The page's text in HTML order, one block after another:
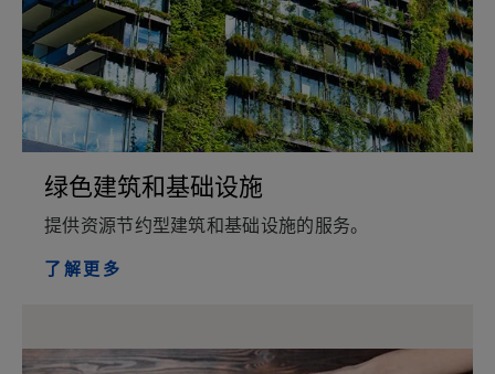
绿色建筑和基础设施
提供资源节约型建筑和基础设施的服务。
了解更多